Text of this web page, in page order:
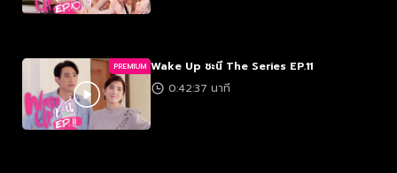
PREMIUM Wake Up ชะนี The Series EP.11
0:42:37 นาที